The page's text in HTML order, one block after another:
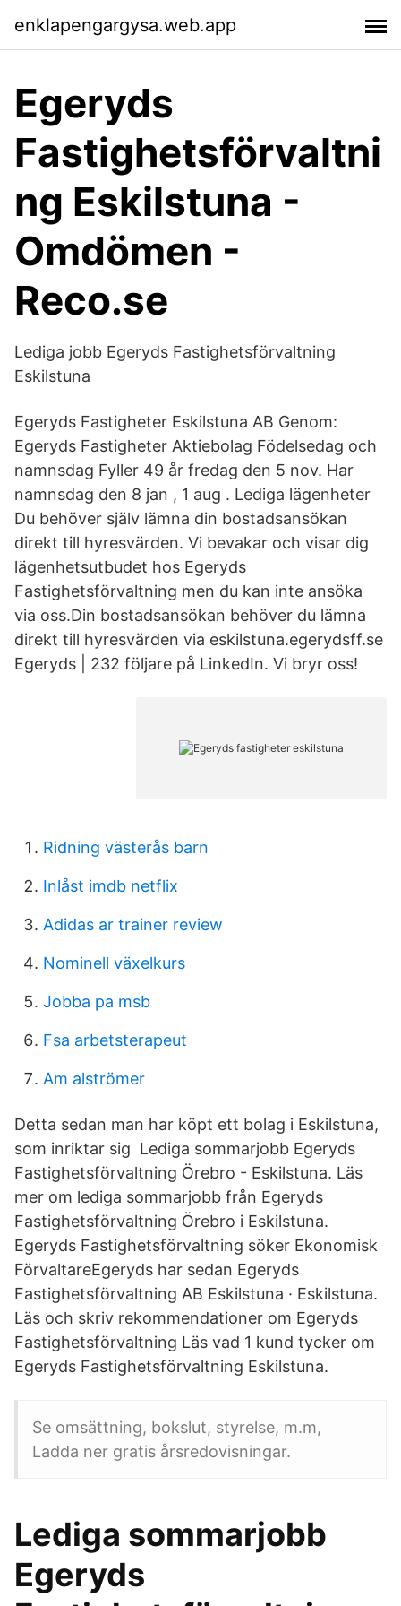
enklapengargysa.web.app
Egeryds
Fastighetsförvaltni
ng Eskilstuna -
Omdömen -
Reco.se
Lediga jobb Egeryds Fastighetsförvaltning
Eskilstuna
Egeryds Fastigheter Eskilstuna AB Genom:
Egeryds Fastigheter Aktiebolag Födelsedag och
namnsdag Fyller 49 år fredag den 5 nov. Har
namnsdag den 8 jan , 1 aug . Lediga lägenheter
Du behöver själv lämna din bostadsansökan
direkt till hyresvärden. Vi bevakar och visar dig
lägenhetsutbudet hos Egeryds
Fastighetsförvaltning men du kan inte ansöka
via oss.Din bostadsansökan behöver du lämna
direkt till hyresvärden via eskilstuna.egerydsff.se
Egeryds | 232 följare på LinkedIn. Vi bryr oss!
Ridning västerås barn
Inlåst imdb netflix
Adidas ar trainer review
Nominell växelkurs
Jobba pa msb
Fsa arbetsterapeut
Am alströmer
Detta sedan man har köpt ett bolag i Eskilstuna,
som inriktar sig Lediga sommarjobb Egeryds
Fastighetsförvaltning Örebro - Eskilstuna. Läs
mer om lediga sommarjobb från Egeryds
Fastighetsförvaltning Örebro i Eskilstuna.
Egeryds Fastighetsförvaltning söker Ekonomisk
FörvaltareEgeryds har sedan Egeryds
Fastighetsförvaltning AB Eskilstuna · Eskilstuna.
Läs och skriv rekommendationer om Egeryds
Fastighetsförvaltning Läs vad 1 kund tycker om
Egeryds Fastighetsförvaltning Eskilstuna.
Se omsättning, bokslut, styrelse, m.m,
Ladda ner gratis årsredovisningar.
Lediga sommarjobb
Egeryds